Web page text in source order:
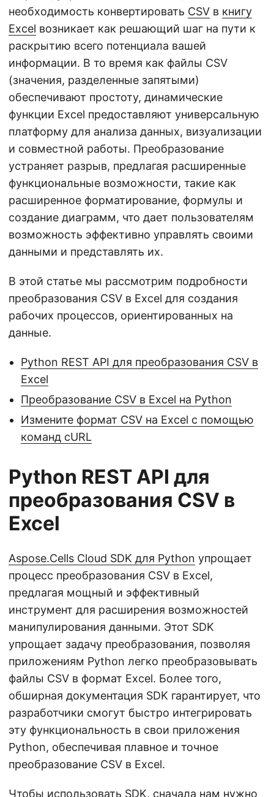
необходимость конвертировать CSV в книгу
Excel возникает как решающий шаг на пути к
раскрытию всего потенциала вашей
информации. В то время как файлы CSV
(значения, разделенные запятыми)
обеспечивают простоту, динамические
функции Excel предоставляют универсальную
платформу для анализа данных, визуализации
и совместной работы. Преобразование
устраняет разрыв, предлагая расширенные
функциональные возможности, такие как
расширенное форматирование, формулы и
создание диаграмм, что дает пользователям
возможность эффективно управлять своими
данными и представлять их.
В этой статье мы рассмотрим подробности
преобразования CSV в Excel для создания
рабочих процессов, ориентированных на
данные.
Python REST API для преобразования CSV в
Excel
Преобразование CSV в Excel на Python
Измените формат CSV на Excel с помощью
команд cURL
Python REST API для
преобразования CSV в
Excel
Aspose.Cells Cloud SDK для Python упрощает
процесс преобразования CSV в Excel,
предлагая мощный и эффективный
инструмент для расширения возможностей
манипулирования данными. Этот SDK
упрощает задачу преобразования, позволяя
приложениям Python легко преобразовывать
файлы CSV в формат Excel. Более того,
обширная документация SDK гарантирует, что
разработчики смогут быстро интегрировать
эту функциональность в свои приложения
Python, обеспечивая плавное и точное
преобразование CSV в Excel.
Чтобы использовать SDK, сначала нам нужно